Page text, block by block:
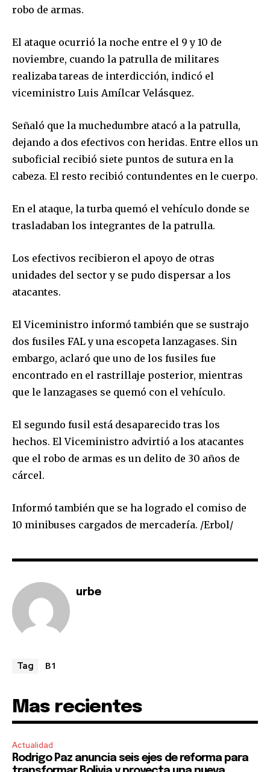
Join our community of
SUBSCRIBERS and be part of the
To subscribe, simply enter your email address on our website
your privacy and won't spam your inbox. Your information is
safe with us.
I've read and accept the Privacy Policy
robo de armas.
El ataque ocurrió la noche entre el 9 y 10 de
noviembre, cuando la patrulla de militares
realizaba tareas de interdicción, indicó el
viceministro Luis Amílcar Velásquez.
Señaló que la muchedumbre atacó a la patrulla,
dejando a dos efectivos con heridas. Entre ellos un
suboficial recibió siete puntos de sutura en la
cabeza. El resto recibió contundentes en le cuerpo.
En el ataque, la turba quemó el vehículo donde se
trasladaban los integrantes de la patrulla.
Los efectivos recibieron el apoyo de otras
unidades del sector y se pudo dispersar a los
atacantes.
El Viceministro informó también que se sustrajo
dos fusiles FAL y una escopeta lanzagases. Sin
embargo, aclaró que uno de los fusiles fue
encontrado en el rastrillaje posterior, mientras
que le lanzagases se quemó con el vehículo.
El segundo fusil está desaparecido tras los
hechos. El Viceministro advirtió a los atacantes
que el robo de armas es un delito de 30 años de
cárcel.
Informó también que se ha logrado el comiso de
10 minibuses cargados de mercadería. /Erbol/
urbe
Tag B1
Mas recientes
Actualidad
Rodrigo Paz anuncia seis ejes de reforma para